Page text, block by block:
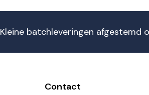
Kleine batchleveringen afgestemd
Contact